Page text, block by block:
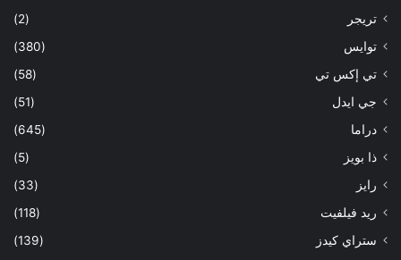
تريجر
(2)
توايس
(380)
تي إكس تي
(58)
جي ايدل
(51)
دراما
(645)
ذا بويز
(5)
رايز
(33)
ريد فيلفيت
(118)
ستراي كيدز
(139)